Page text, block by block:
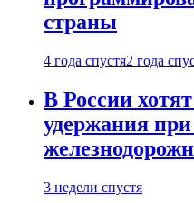
страны
4 года спустя2 года
В России
удержания при
3 недели спустя